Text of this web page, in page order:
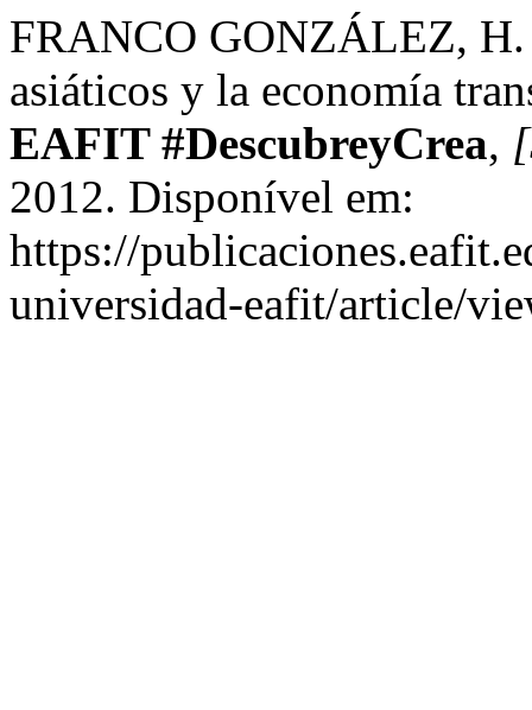
FRANCO GONZÁLEZ, H.
asiáticos y la economía
EAFIT #DescubreyCrea,
2012. Disponível em:
https://
universidad-eafit/article/